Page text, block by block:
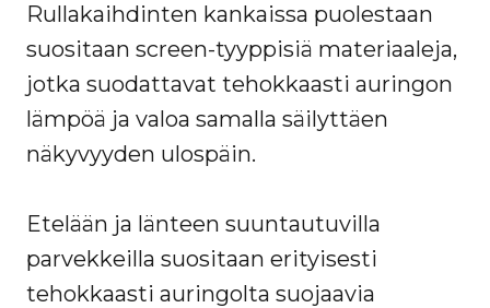
Rullakaihdinten kankaissa puolestaan
suositaan screen-tyyppisiä materiaaleja,
jotka suodattavat tehokkaasti auringon
lämpöä ja valoa samalla säilyttäen
näkyvyyden ulospäin.
Etelään ja länteen suuntautuvilla
parvekkeilla suositaan erityisesti
tehokkaasti auringolta suojaavia